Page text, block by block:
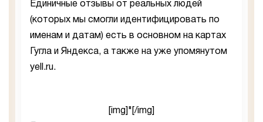
Единичные отзывы от реальных людей
(которых мы смогли идентифицировать по
именам и датам) есть в основном на картах
Гугла и Яндекса, а также на уже упомянутом
yell.ru.
[img]"[/img]